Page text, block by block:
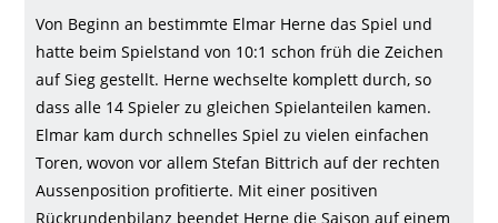
Events
Handball
Schwimmen
login
Gallerie
Von Beginn an bestimmte Elmar Herne das Spiel und
hatte beim Spielstand von 10:1 schon früh die Zeichen
auf Sieg gestellt. Herne wechselte komplett durch, so
dass alle 14 Spieler zu gleichen Spielanteilen kamen.
Elmar kam durch schnelles Spiel zu vielen einfachen
Toren, wovon vor allem Stefan Bittrich auf der rechten
Aussenposition profitierte. Mit einer positiven
Rückrundenbilanz beendet Herne die Saison auf einem